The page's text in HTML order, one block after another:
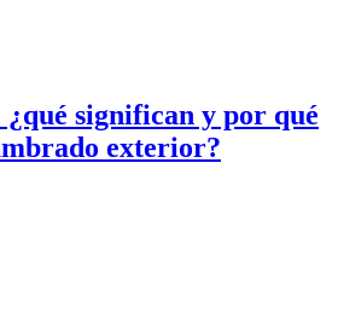
significan y por qué
exterior?